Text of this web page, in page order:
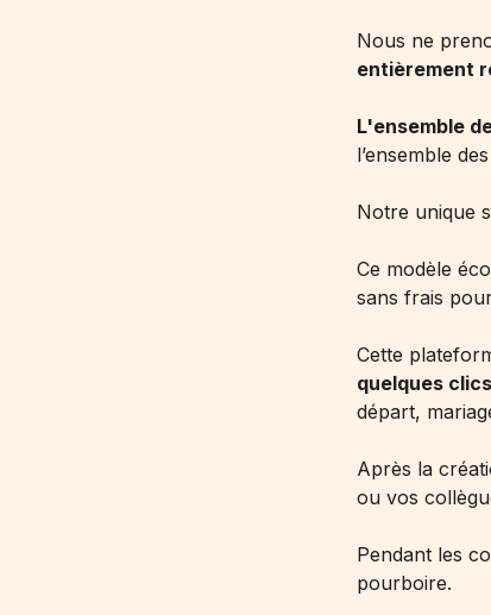
Nous ne
entièrement
L'ensemble
l’ensemble
Notre unique
Ce modèle
sans frais
Cette
quelques clics
départ,
Après la
ou vos
Pendant les
pourboire.